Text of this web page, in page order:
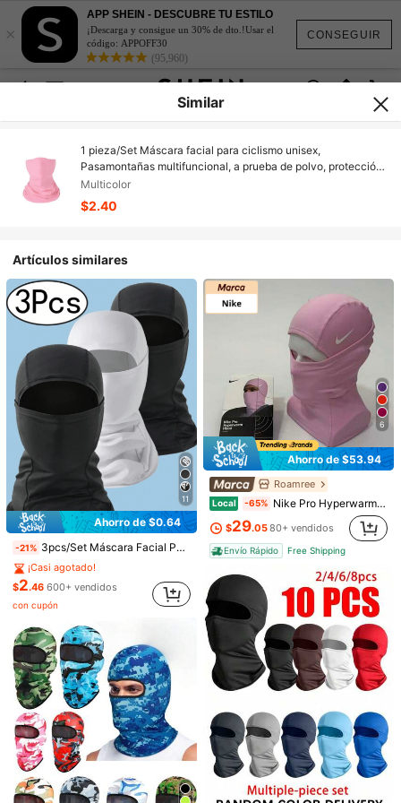
CONSEGUIR
×
APP SHEIN - DESCUBRE TU ESTILO
¡Descarga y consigue un 30% de dto.!Usar el
código: APPOFF30
(95,960)
1/15
$2.40 -11% $2.70
Paga ahora, o en 4 pagos de $0.60
1 pieza/Set Máscara facial para ciclismo unisex, Pasamontañ
as multifuncional, a prueba de polvo, protección solar, ad
ecuado para uso diario al aire libre
Talla
Similar
1 pieza/Set Máscara facial para ciclismo unisex,
Pasamontañas multifuncional, a prueba de polvo, protección
solar, adecuado para uso diario al aire libre
Multicolor
$2.40
Artículos similares
11
Ahorro de $0.64
-21% 3pcs/Set Máscara Facial Pasamontañas, Máscara de Esquí Ligera y Transpirable con Protección Solar, Unisex, Adecuada para Fútbol, Ciclismo, Verano
¡Casi agotado!
$2.46 600+ vendidos
con cupón
6
Ahorro de $53.94
Roamree
Local -65% Nike Pro Hyperwarm Hood Tela térmica: La tecnología Nike Therma-FIT ayuda a gestionar el calor corporal para mantenerte caliente en condiciones frías. Costuras planas: las costuras planas se sienten suaves contra la piel, reduciendo la irritación durante el uso. Diseño versátil: el diseño ajustado se puede usar solo o debajo de un casco, y se puede convertir en un cuello para un calor personalizado. Elástico y ligero: diseñado para una flexibilidad óptima, esta capucha proporciona un ajuste ceñido sin restringir el movimiento.
$29.0580+ vendidos
Envío Rápido Free Shipping